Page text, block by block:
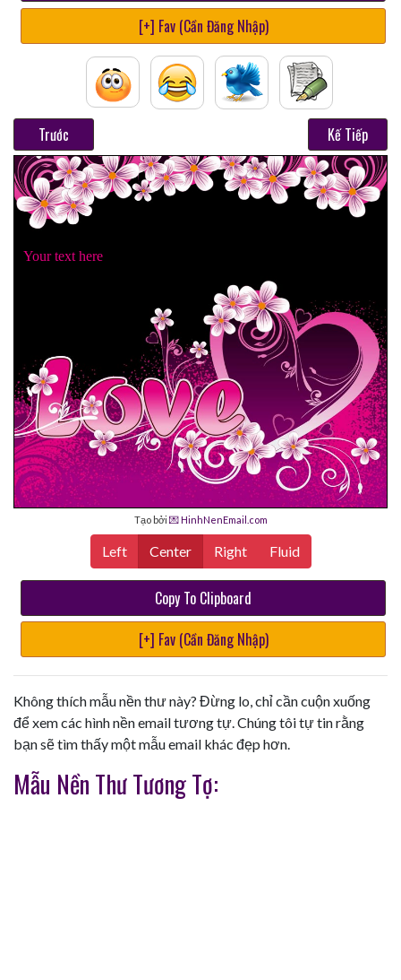
[+] Fav (Cần Đăng Nhập)
Trước Kế Tiếp
Your text here
Tạo bởi 💌 HinhNenEmail.com
Left Center Right Fluid
Copy To Clipboard
[+] Fav (Cần Đăng Nhập)
Không thích mẫu nền thư này? Đừng lo, chỉ cần cuộn xuống
để xem các hình nền email tương tự. Chúng tôi tự tin rằng
bạn sẽ tìm thấy một mẫu email khác đẹp hơn.
Mẫu Nền Thư Tương Tợ: